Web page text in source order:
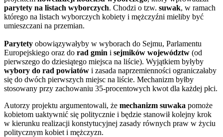
parytety na listach wyborczych. Chodzi o tzw. suwak, w ramach
którego na listach wyborczych kobiety i mężczyźni mieliby być
umieszczani na przemian.
Parytety obowiązywałyby w wyborach do Sejmu, Parlamentu
Europejskiego oraz do rad gmin i sejmików województw (od
pierwszego do dziesiątego miejsca na liście). Wyjątkiem byłyby
wybory do rad powiatów i zasada naprzemienności ograniczałaby
się do dwóch pierwszych miejsc na liście. Mechanizm byłby
stosowany przy zachowaniu 35-procentowych kwot dla każdej płci.
Autorzy projektu argumentowali, że mechanizm suwaka pomoże
kobietom uaktywnić się politycznie i będzie stanowił kolejny krok
w kierunku realizacji konstytucyjnej zasady równych praw w życiu
politycznym kobiet i mężczyzn.